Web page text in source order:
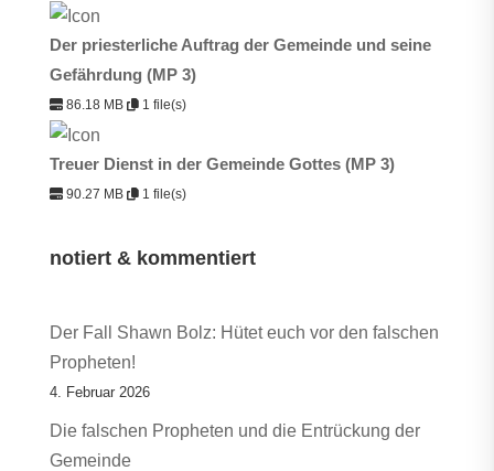
Der priesterliche Auftrag der Gemeinde und seine
Gefährdung (MP 3)
86.18 MB 1 file(s)
Treuer Dienst in der Gemeinde Gottes (MP 3)
90.27 MB 1 file(s)
notiert & kommentiert
Der Fall Shawn Bolz: Hütet euch vor den falschen
Propheten!
4. Februar 2026
Die falschen Propheten und die Entrückung der
Gemeinde